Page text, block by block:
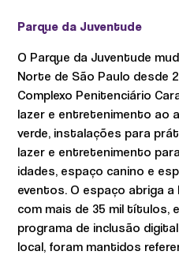
Parque da Juventude
O Parque da Juventude
Norte de São Paulo desde
Complexo Penitenciário
lazer e entretenimento ao
verde, instalações para
lazer e entretenimento
idades, espaço canino e
eventos. O espaço abriga
com mais de 35 mil títulos,
programa de inclusão
local, foram mantidos